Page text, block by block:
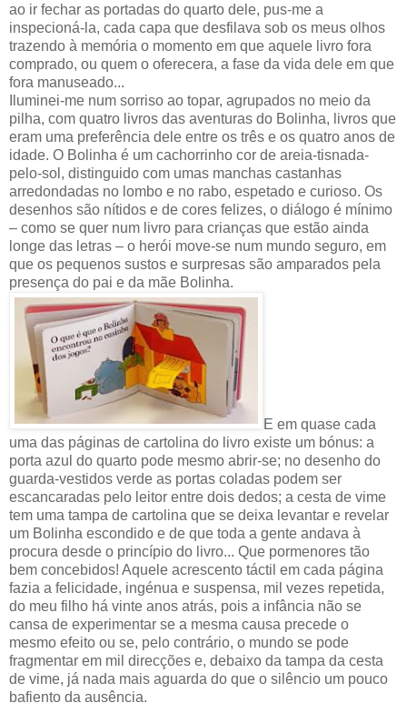
ao ir fechar as portadas do quarto dele, pus-me a
inspecioná-la, cada capa que desfilava sob os meus olhos
trazendo à memória o momento em que aquele livro fora
comprado, ou quem o oferecera, a fase da vida dele em que
fora manuseado...
Iluminei-me num sorriso ao topar, agrupados no meio da
pilha, com quatro livros das aventuras do Bolinha, livros que
eram uma preferência dele entre os três e os quatro anos de
idade. O Bolinha é um cachorrinho cor de areia-tisnada-
pelo-sol, distinguido com umas manchas castanhas
arredondadas no lombo e no rabo, espetado e curioso. Os
desenhos são nítidos e de cores felizes, o diálogo é mínimo
– como se quer num livro para crianças que estão ainda
longe das letras – o herói move-se num mundo seguro, em
que os pequenos sustos e surpresas são amparados pela
presença do pai e da mãe Bolinha.
E em quase cada
uma das páginas de cartolina do livro existe um bónus: a
porta azul do quarto pode mesmo abrir-se; no desenho do
guarda-vestidos verde as portas coladas podem ser
escancaradas pelo leitor entre dois dedos; a cesta de vime
tem uma tampa de cartolina que se deixa levantar e revelar
um Bolinha escondido e de que toda a gente andava à
procura desde o princípio do livro... Que pormenores tão
bem concebidos! Aquele acrescento táctil em cada página
fazia a felicidade, ingénua e suspensa, mil vezes repetida,
do meu filho há vinte anos atrás, pois a infância não se
cansa de experimentar se a mesma causa precede o
mesmo efeito ou se, pelo contrário, o mundo se pode
fragmentar em mil direcções e, debaixo da tampa da cesta
de vime, já nada mais aguarda do que o silêncio um pouco
bafiento da ausência.